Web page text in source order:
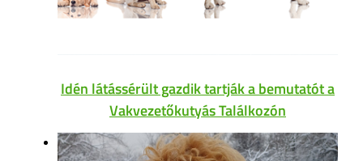
Idén látássérült gazdik tartják a bemutatót a
Vakvezetőkutyás Találkozón